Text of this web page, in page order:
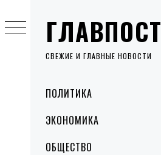
ГЛАВПОСТ
СВЕЖИЕ И ГЛАВНЫЕ НОВОСТИ
MenuПОЛИТИКА
ЭКОНОМИКА
ОБЩЕСТВО
to
content